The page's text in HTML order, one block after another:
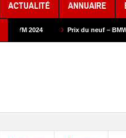
ACTUALITÉ ANNUAIRE
Prix du neuf – BMW Motorrad 2024